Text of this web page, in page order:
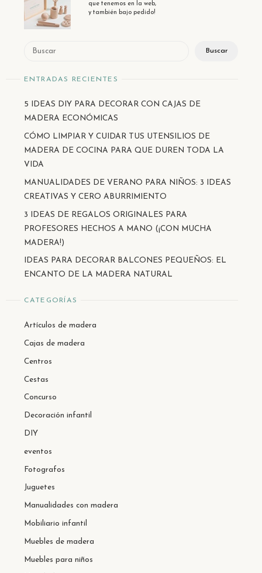
que tenemos en la web,
y también bajo pedido!
Buscar
Buscar
ENTRADAS RECIENTES
5 IDEAS DIY PARA DECORAR CON CAJAS DE
MADERA ECONÓMICAS
CÓMO LIMPIAR Y CUIDAR TUS UTENSILIOS DE
MADERA DE COCINA PARA QUE DUREN TODA LA
VIDA
MANUALIDADES DE VERANO PARA NIÑOS: 3 IDEAS
CREATIVAS Y CERO ABURRIMIENTO
3 IDEAS DE REGALOS ORIGINALES PARA
PROFESORES HECHOS A MANO (¡CON MUCHA
MADERA!)
IDEAS PARA DECORAR BALCONES PEQUEÑOS: EL
ENCANTO DE LA MADERA NATURAL
CATEGORÍAS
Artículos de madera
Cajas de madera
Centros
Cestas
Concurso
Decoración infantil
DIY
eventos
Fotografos
Juguetes
Manualidades con madera
Mobiliario infantil
Muebles de madera
Muebles para niños